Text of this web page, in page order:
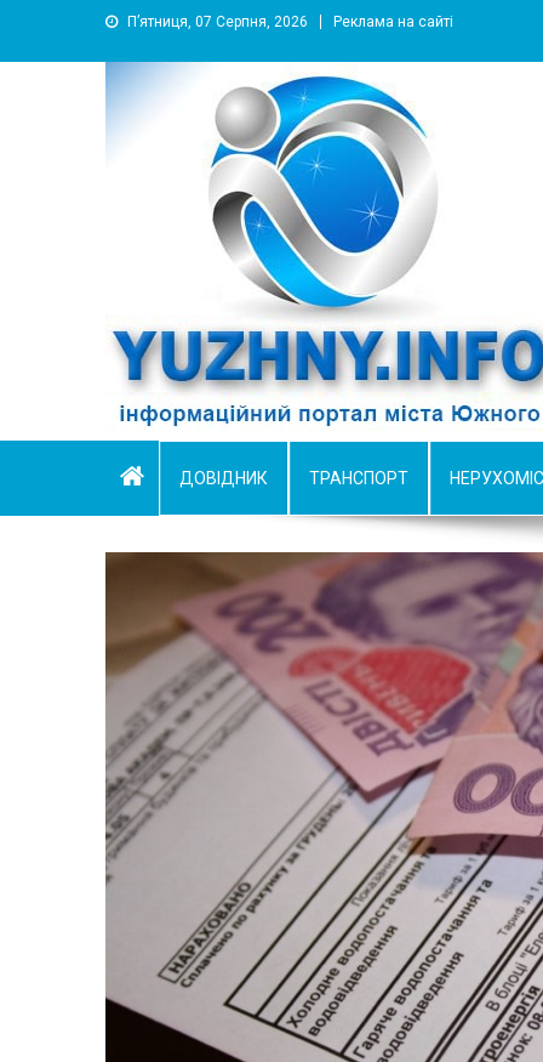
П’ятниця, 07 Серпня, 2026 Реклама на сайті
YUZHNY.INFO
информационный портал города Южный
ДОВІДНИК ТРАНСПОРТ